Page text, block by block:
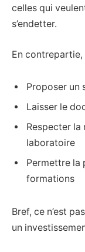
celles qui
s’endetter.
En contrepartie,
Proposer un
Laisser le
Respecter
laboratoire
Permettre la
formations
Bref, ce n’est
un